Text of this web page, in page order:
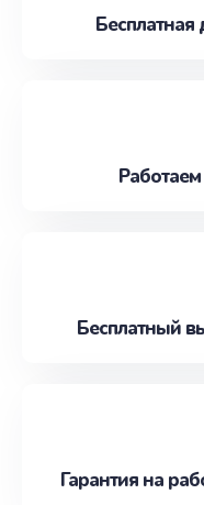
Бесплатная
Бесплатный
Гарантия на